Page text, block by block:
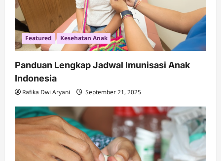
Featured Kesehatan Anak
Panduan Lengkap Jadwal Imunisasi Anak
Indonesia
Rafika Dwi Aryani September 21, 2025